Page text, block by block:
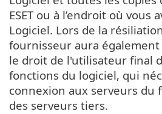
ESET ou à l’endroit où vous
Logiciel. Lors de la
fournisseur aura
le droit de l'utilisateur final
fonctions du logiciel, qui
connexion aux serveurs du
des serveurs tiers.